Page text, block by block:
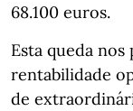
68.100 euros.
Esta queda
rentabilidade
de